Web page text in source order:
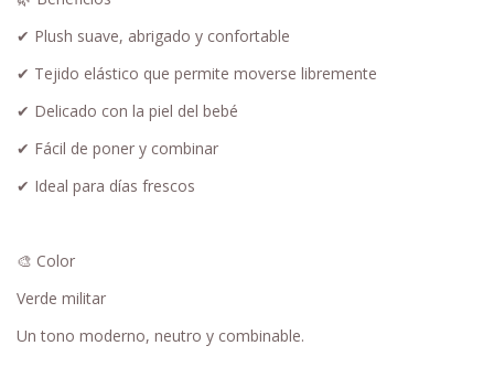
✔ Plush suave, abrigado y confortable
✔ Tejido elástico que permite moverse libremente
✔ Delicado con la piel del bebé
✔ Fácil de poner y combinar
✔ Ideal para días frescos
🎨 Color
Verde militar
Un tono moderno, neutro y combinable.